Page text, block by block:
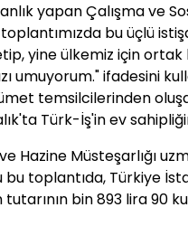
yapan Çalışma ve
toplantımızda bu üçlü
yine ülkemiz için
umuyorum." ifadesini
temsilcilerinden
Türk-İş'in ev
Hazine Müsteşarlığı
bu toplantıda, Türkiye
bin 893 lira 90